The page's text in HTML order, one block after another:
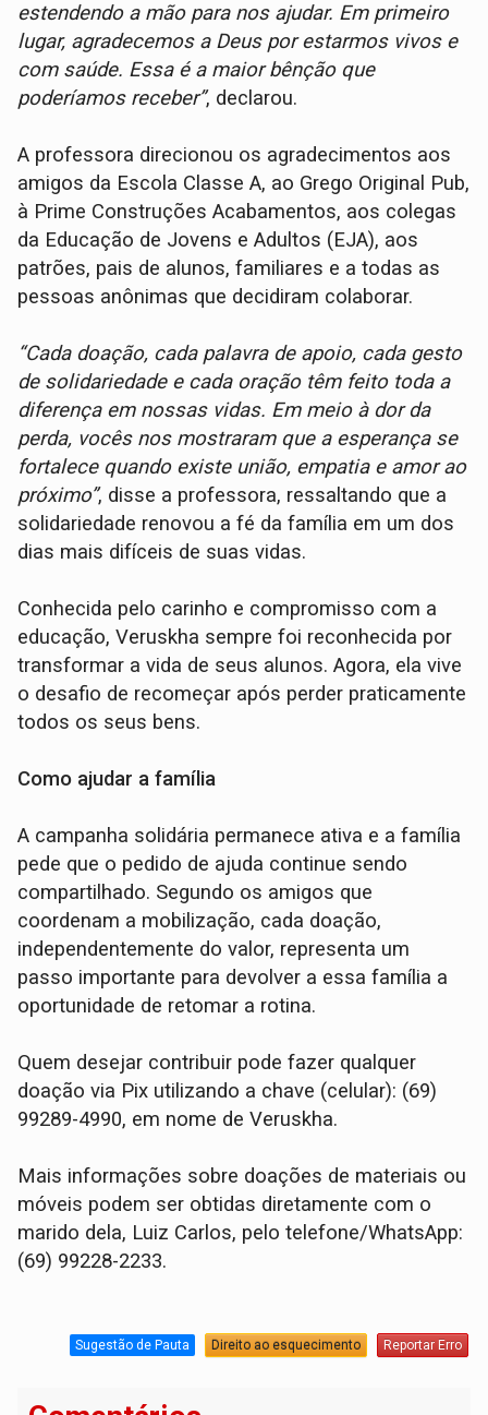
estendendo a mão para nos ajudar. Em primeiro
lugar, agradecemos a Deus por estarmos vivos e
com saúde. Essa é a maior bênção que
poderíamos receber”, declarou.
A professora direcionou os agradecimentos aos
amigos da Escola Classe A, ao Grego Original Pub,
à Prime Construções Acabamentos, aos colegas
da Educação de Jovens e Adultos (EJA), aos
patrões, pais de alunos, familiares e a todas as
pessoas anônimas que decidiram colaborar.
“Cada doação, cada palavra de apoio, cada gesto
de solidariedade e cada oração têm feito toda a
diferença em nossas vidas. Em meio à dor da
perda, vocês nos mostraram que a esperança se
fortalece quando existe união, empatia e amor ao
próximo”, disse a professora, ressaltando que a
solidariedade renovou a fé da família em um dos
dias mais difíceis de suas vidas.
Conhecida pelo carinho e compromisso com a
educação, Veruskha sempre foi reconhecida por
transformar a vida de seus alunos. Agora, ela vive
o desafio de recomeçar após perder praticamente
todos os seus bens.
Como ajudar a família
A campanha solidária permanece ativa e a família
pede que o pedido de ajuda continue sendo
compartilhado. Segundo os amigos que
coordenam a mobilização, cada doação,
independentemente do valor, representa um
passo importante para devolver a essa família a
oportunidade de retomar a rotina.
Quem desejar contribuir pode fazer qualquer
doação via Pix utilizando a chave (celular): (69)
99289-4990, em nome de Veruskha.
Mais informações sobre doações de materiais ou
móveis podem ser obtidas diretamente com o
marido dela, Luiz Carlos, pelo telefone/WhatsApp:
(69) 99228-2233.
Sugestão de Pauta Direito ao esquecimento Reportar Erro